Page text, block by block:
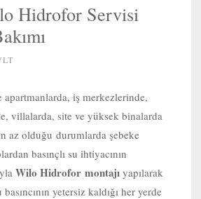
Hidrofor Servisi
apartmanlarda, iş merkezlerinde,
villalarda, site ve yüksek binalarda
az olduğu durumlarda şebeke
basınçlı su ihtiyacının
Wilo Hidrofor montajı yapılarak
yetersiz kaldığı her yerde